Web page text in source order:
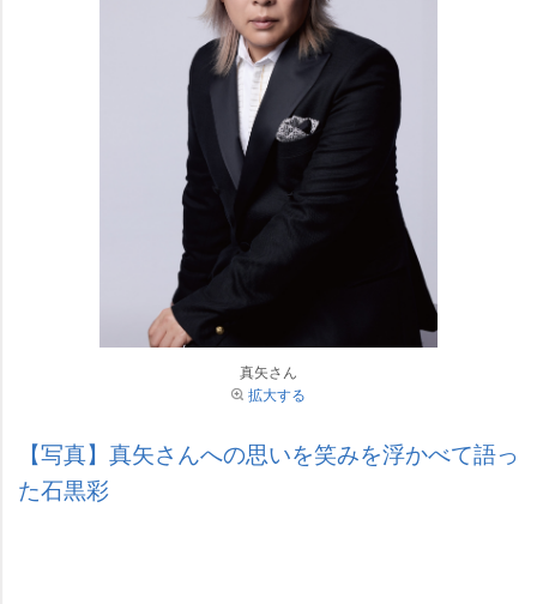
真矢さん
拡大する
【写真】真矢さんへの思いを笑みを浮かべて語っ
た石黒彩